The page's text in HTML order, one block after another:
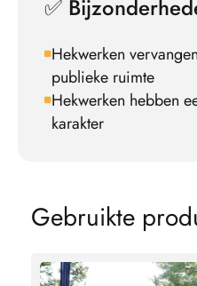
✅
Hekwerken
publieke ruimte
Hekwerken hebben
karakter
Gebruikte prod